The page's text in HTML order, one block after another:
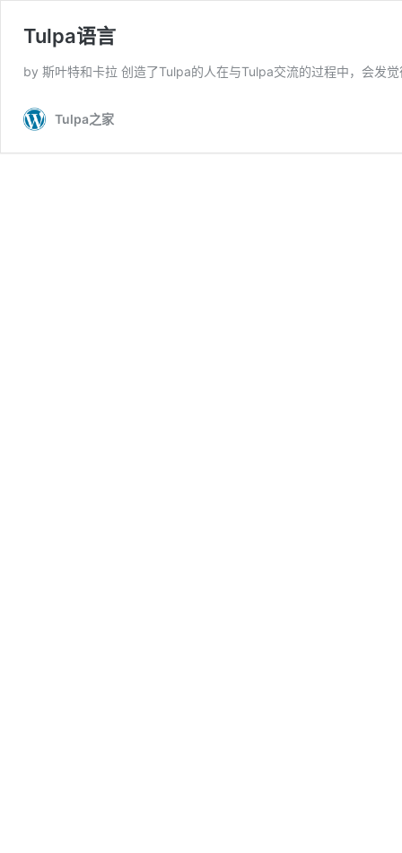
Tulpa语言
by 斯叶特和卡拉 创造了Tulpa的人在与Tulpa交流的过程中，会发
Tulpa之家